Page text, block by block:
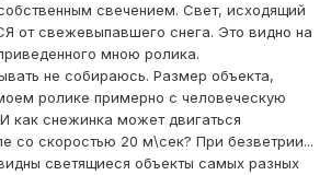
свечением. Свет, исходящий
от свежевыпавшего снега. Это видно на
мною ролика.
не собираюсь. Размер объекта,
ролике примерно с человеческую
как снежинка может двигаться
со скоростью 20 м\сек? При безветрии...
светящиеся объекты самых разных